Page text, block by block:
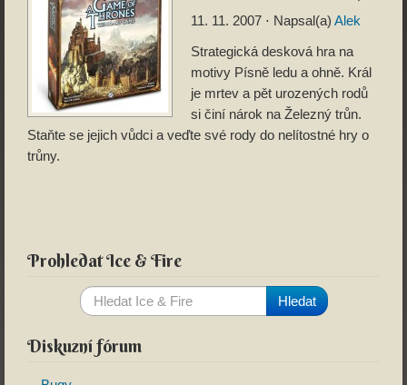
11. 11. 2007 ⋅ Napsal(a) Alek
Strategická desková hra na
motivy Písně ledu a ohně. Král
je mrtev a pět urozených rodů
si činí nárok na Železný trůn.
Staňte se jejich vůdci a veďte své rody do nelítostné hry o
trůny.
Prohledat Ice & Fire
Diskuzní fórum